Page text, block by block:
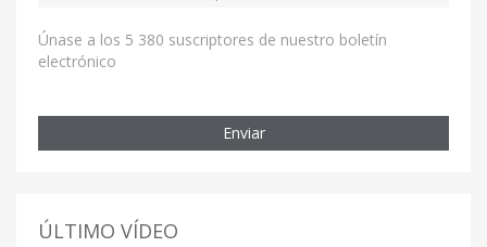
Únase a los 5 380 suscriptores de nuestro boletín
electrónico
Enviar
ÚLTIMO VÍDEO